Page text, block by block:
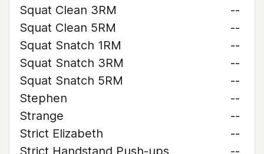
Squat Clean 3RM
--
Squat Clean 5RM
--
Squat Snatch 1RM
--
Squat Snatch 3RM
--
Squat Snatch 5RM
--
Stephen
--
Strange
--
Strict Elizabeth
--
Strict Handstand Push-ups
--